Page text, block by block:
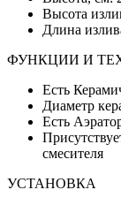
Высота
Длина
ФУНКЦИИ И
Есть
Диаметр
Есть
смесителя
УСТАНОВКА